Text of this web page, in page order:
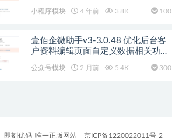
小程序模块 4 年前 3.8K 100
壹佰企微助手v3-3.0.48 优化后台客
户资料编辑页面自定义数据相关功能
公众号模块 2 月前 5.4K 300
即刻优码 唯一正版网站 - 京ICP备1220022011号-2